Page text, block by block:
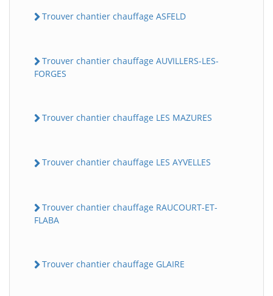
Trouver chantier chauffage ASFELD
Trouver chantier chauffage AUVILLERS-LES-
FORGES
Trouver chantier chauffage LES MAZURES
Trouver chantier chauffage LES AYVELLES
Trouver chantier chauffage RAUCOURT-ET-
FLABA
Trouver chantier chauffage GLAIRE